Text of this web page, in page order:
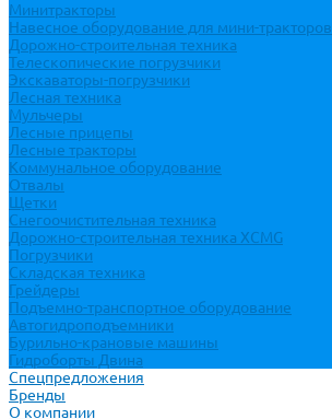
Минитракторы
Навесное оборудование для мини-тракторов
Дорожно-строительная техника
Телескопические погрузчики
Экскаваторы-погрузчики
Лесная техника
Мульчеры
Лесные прицепы
Лесные тракторы
Коммунальное оборудование
Отвалы
Щетки
Снегоочистительная техника
Дорожно-строительная техника XCMG
Погрузчики
Складская техника
Грейдеры
Подъемно-транспортное оборудование
Автогидроподъемники
Бурильно-крановые машины
Гидроборты Двина
Спецпредложения
Бренды
О компании